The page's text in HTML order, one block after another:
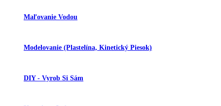
Maľovanie Vodou
Modelovanie (plastelína, Kinetický Piesok)
DIY - Vyrob Si Sám